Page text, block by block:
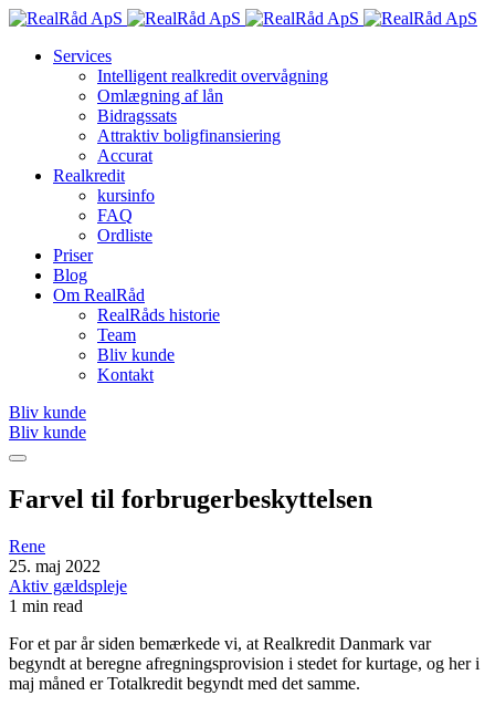
Services
Intelligent realkredit overvågning
Omlægning af lån
Bidragssats
Attraktiv boligfinansiering
Accurat
Realkredit
kursinfo
FAQ
Ordliste
Priser
Blog
Om RealRåd
RealRåds historie
Team
Bliv kunde
Kontakt
Bliv kunde
Bliv kunde
Farvel til forbrugerbeskyttelsen
Rene
25. maj 2022
Aktiv gældspleje
1 min read
For et par år siden bemærkede vi, at Realkredit Danmark var
begyndt at beregne afregningsprovision i stedet for kurtage, og her i
maj måned er Totalkredit begyndt med det samme.